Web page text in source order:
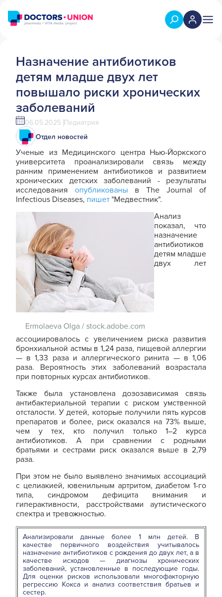
Назначение антибиотиков
детям младше двух лет
повышало риски хронических
заболеваний
06.05.2025 Педиатрия
Отдел новостей
Ученые из Медицинского центра Нью-Йоркского
университета проанализировали связь между
ранним применением антибиотиков и развитием
хронических детских заболеваний - результаты
исследования опубликованы
в The Journal of
Infectious Diseases, пишет "Медвестник".
Ermolaeva Olga/ stock.adobe.com
Анализ
показал, что
назначение
антибиотиков
детям младше
двух лет
ассоциировалось с увеличением риска развития
бронхиальной астмы в 1,24 раза, пищевой аллергии
— в 1,33 раза и аллергического ринита — в 1,06
раза. Вероятность этих заболеваний возрастала
при повторных курсах антибиотиков.
Также была установлена дозозависимая связь
антибактериальной терапии с риском умственной
отсталости. У детей, которые получили пять курсов
препаратов и более, риск оказался на 73% выше,
чем у тех, кто получил только 1–2 курса
антибиотиков. А при сравнении с родными
братьями и сестрами риск оказался выше в 2,79
раза.
При этом не было выявлено значимых ассоциаций
с целиакией, ювенильным артритом, диабетом 1-го
типа, синдромом дефицита внимания и
гиперактивности, расстройствами аутистического
спектра и тревожностью.
Анализировали данные более 1 млн детей. В
качестве первичного воздействия учитывалось
назначение антибиотиков с рождения до двух лет, а в
качестве исходов — диагнозы хронических
заболеваний, установленные в последующие годы.
Для оценки рисков использовали многофакторную
регрессию Кокса и анализ соответствия братьев и
сестер.